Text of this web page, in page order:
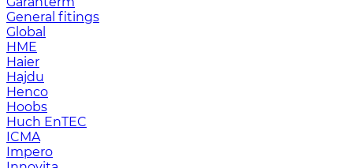
General fitings
Global
HME
Haier
Hajdu
Henco
Hoobs
Huch EnTEC
ICMA
Impero